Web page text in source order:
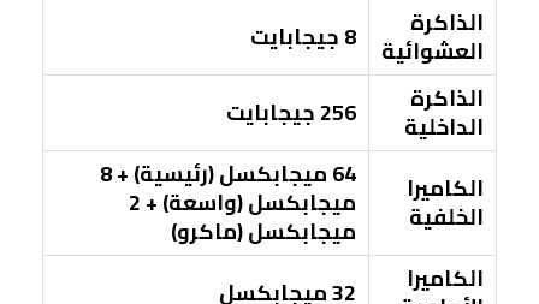
الذاكرة
العشوائية
8 جيجابايت
الذاكرة
الداخلية
256 جيجابايت
الكاميرا
الخلفية
64 ميجابكسل (رئيسية) + 8
ميجابكسل (واسعة) + 2
ميجابكسل (ماكرو)
الكاميرا
32 ميجابكسل